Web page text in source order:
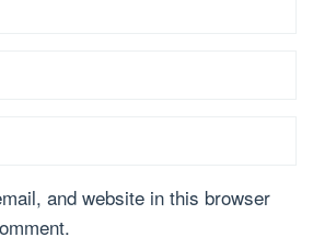
and website in this browser